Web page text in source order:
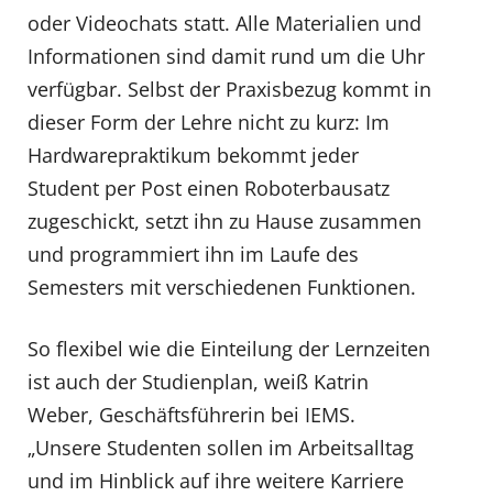
oder Videochats statt. Alle Materialien und
Informationen sind damit rund um die Uhr
verfügbar. Selbst der Praxisbezug kommt in
dieser Form der Lehre nicht zu kurz: Im
Hardwarepraktikum bekommt jeder
Student per Post einen Roboterbausatz
zugeschickt, setzt ihn zu Hause zusammen
und programmiert ihn im Laufe des
Semesters mit verschiedenen Funktionen.
So flexibel wie die Einteilung der Lernzeiten
ist auch der Studienplan, weiß Katrin
Weber, Geschäftsführerin bei IEMS.
„Unsere Studenten sollen im Arbeitsalltag
und im Hinblick auf ihre weitere Karriere